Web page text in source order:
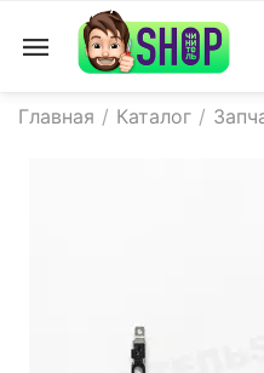
Главная / Каталог /